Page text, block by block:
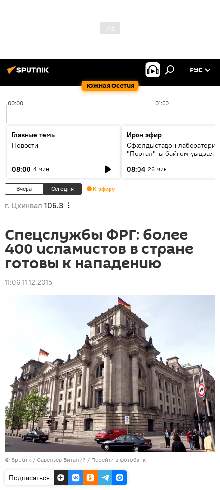
Южная Осетия
РУС
00:00 01:00
Главные темы
Новости
08:00 4 мин
Ирон эфир
Сфæлдыстадон лаборатори
"Портал"-ы байгом уыдзæн
Æхсары куыстыты равдыст
08:04 26 мин
Вчера Сегодня К эфиру
г. Цхинвал 106.3
Спецслужбы ФРГ: более
400 исламистов в стране
готовы к нападению
11:06 11.12.2015
© Sputnik / Савельев Виталий / Перейти в фотобанк
Подписаться